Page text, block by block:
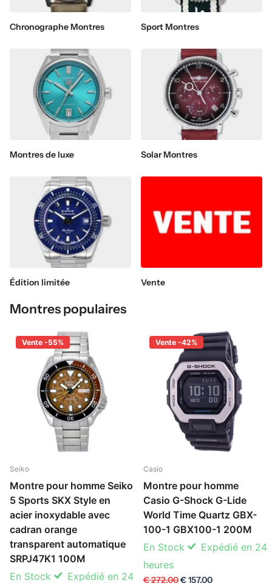
Chronographe Montres Sport Montres
Montres de luxe Solar Montres
Édition limitée Vente
Montres populaires
Vente -55%
Seiko
Montre pour homme Seiko
5 Sports SKX Style en
acier inoxydable avec
cadran orange
transparent automatique
SRPJ47K1 100M
En Stock
Expédié en 24
Vente -42%
Casio
Montre pour homme
Casio G-Shock G-Lide
World Time Quartz GBX-
100-1 GBX100-1 200M
En Stock
Expédié en 24
heures
€ 272.00€ 157.00